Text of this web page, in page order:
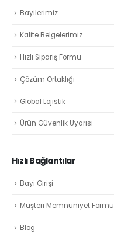
Bayilerimiz
Kalite Belgelerimiz
Hızlı Sipariş Formu
Çözüm Ortaklığı
Global Lojistik
Ürün Güvenlik Uyarısı
Hızlı Bağlantılar
Bayi Girişi
Müşteri Memnuniyet Formu
Blog